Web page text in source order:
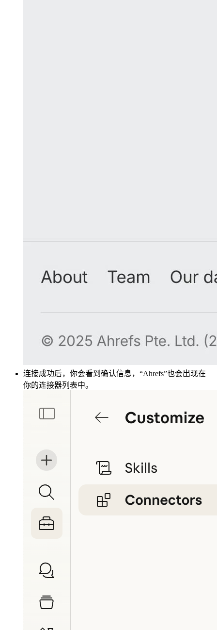
连接成功后，你会看到确认信息，“Ahrefs”也会出现在
你的连接器列表中。